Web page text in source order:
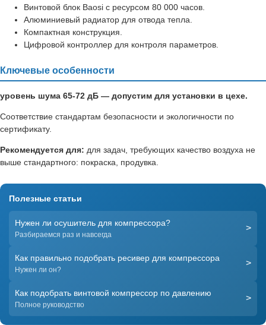
Винтовой блок Baosi с ресурсом 80 000 часов.
Алюминиевый радиатор для отвода тепла.
Компактная конструкция.
Цифровой контроллер для контроля параметров.
Ключевые особенности
уровень шума 65-72 дБ — допустим для установки в цехе.
Соответствие стандартам безопасности и экологичности по
сертификату.
Рекомендуется для: для задач, требующих качество воздуха не
выше стандартного: покраска, продувка.
Полезные статьи
Нужен ли осушитель для компрессора?
Разбираемся раз и навсегда
>
Как правильно подобрать ресивер для компрессора
Нужен ли он?
>
Как подобрать винтовой компрессор по давлению
Полное руководство
>